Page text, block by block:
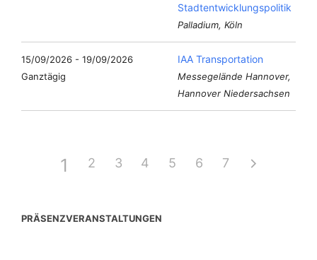
Stadtentwicklungspolitik
Palladium, Köln
15/09/2026 - 19/09/2026
Ganztägig
IAA Transportation
Messegelände Hannover,
Hannover Niedersachsen
1 2 3 4 5 6 7
PRÄSENZVERANSTALTUNGEN